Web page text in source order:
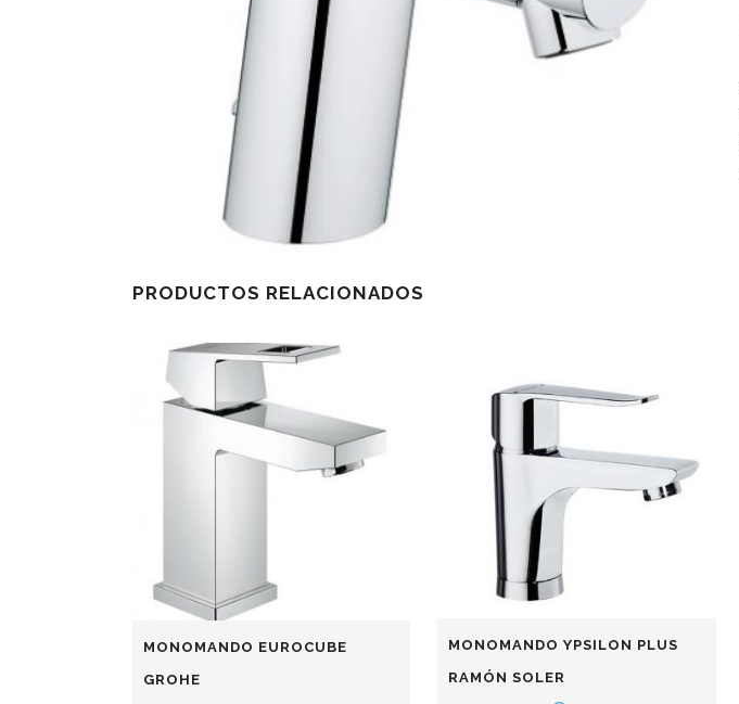
PRODUCTOS RELACIONADOS
MONOMANDO EUROCUBE
GROHE
MONOMANDO YPSILON PLUS
RAMÓN SOLER